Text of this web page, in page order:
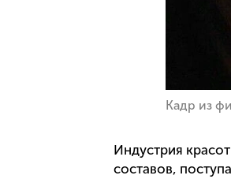
Кадр из
Индустрия
составов,